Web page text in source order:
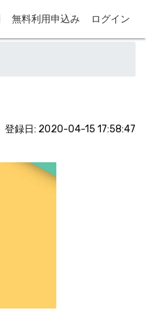
無料利用申込み ログイン
登録日: 2020-04-15 17:58:47